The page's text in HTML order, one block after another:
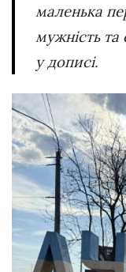
маленька
мужність та
у дописі.